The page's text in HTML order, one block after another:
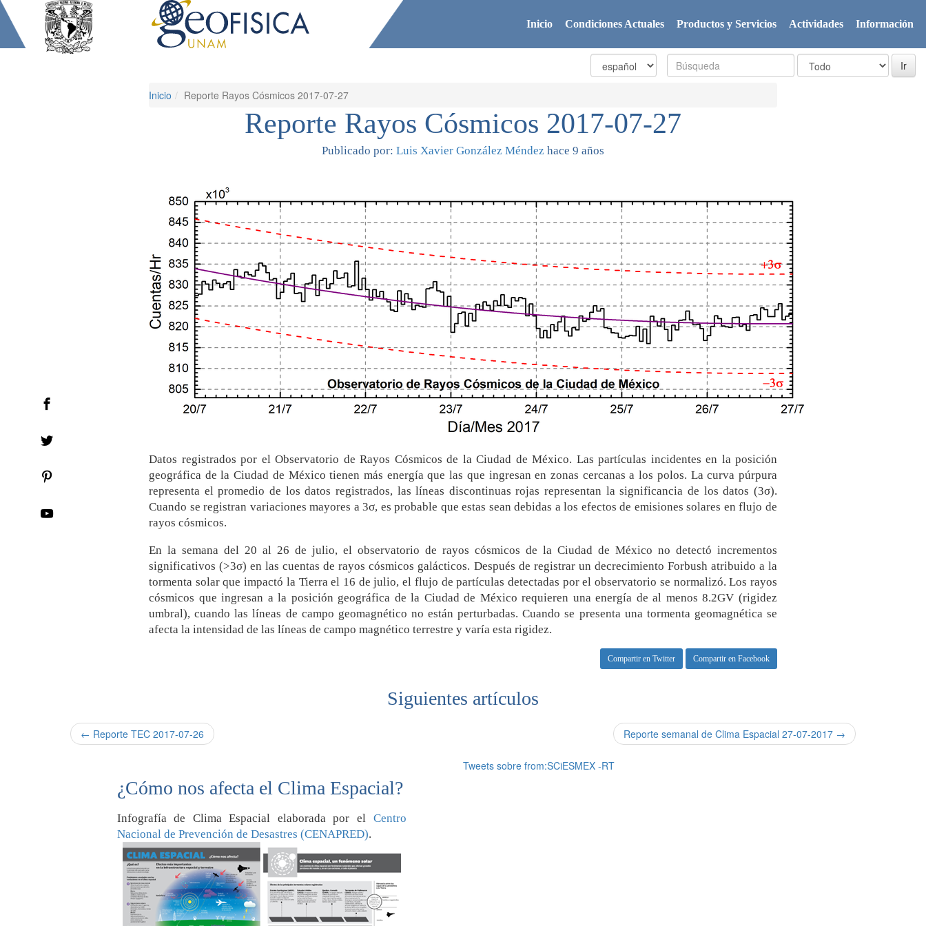
Inicio Condiciones Actuales Productos y Servicios Actividades Información
Inicio Reporte Rayos Cósmicos 2017-07-27
Reporte Rayos Cósmicos 2017-07-27
Publicado por: Luis Xavier González Méndez hace 9 años
Datos registrados por el Observatorio de Rayos Cósmicos de la Ciudad de México. Las partículas incidentes en la posición
geográfica de la Ciudad de México tienen más energía que las que ingresan en zonas cercanas a los polos. La curva púrpura
representa el promedio de los datos registrados, las líneas discontinuas rojas representan la significancia de los datos (3σ).
Cuando se registran variaciones mayores a 3σ, es probable que estas sean debidas a los efectos de emisiones solares en flujo de
rayos cósmicos.
En la semana del 20 al 26 de julio, el observatorio de rayos cósmicos de la Ciudad de México no detectó incrementos
significativos (>3σ) en las cuentas de rayos cósmicos galácticos. Después de registrar un decrecimiento Forbush atribuido a la
tormenta solar que impactó la Tierra el 16 de julio, el flujo de partículas detectadas por el observatorio se normalizó. Los rayos
cósmicos que ingresan a la posición geográfica de la Ciudad de México requieren una energía de al menos 8.2GV (rigidez
umbral), cuando las líneas de campo geomagnético no están perturbadas. Cuando se presenta una tormenta geomagnética se
afecta la intensidad de las líneas de campo magnético terrestre y varía esta rigidez.
Compartir en Twitter Compartir en Facebook
Siguientes artículos
← Reporte TEC 2017-07-26 Reporte semanal de Clima Espacial 27-07-2017 →
¿Cómo nos afecta el Clima Espacial?
Infografía de Clima Espacial elaborada por el Centro
Nacional de Prevención de Desastres (CENAPRED).
Tweets sobre from:SCiESMEX -RT